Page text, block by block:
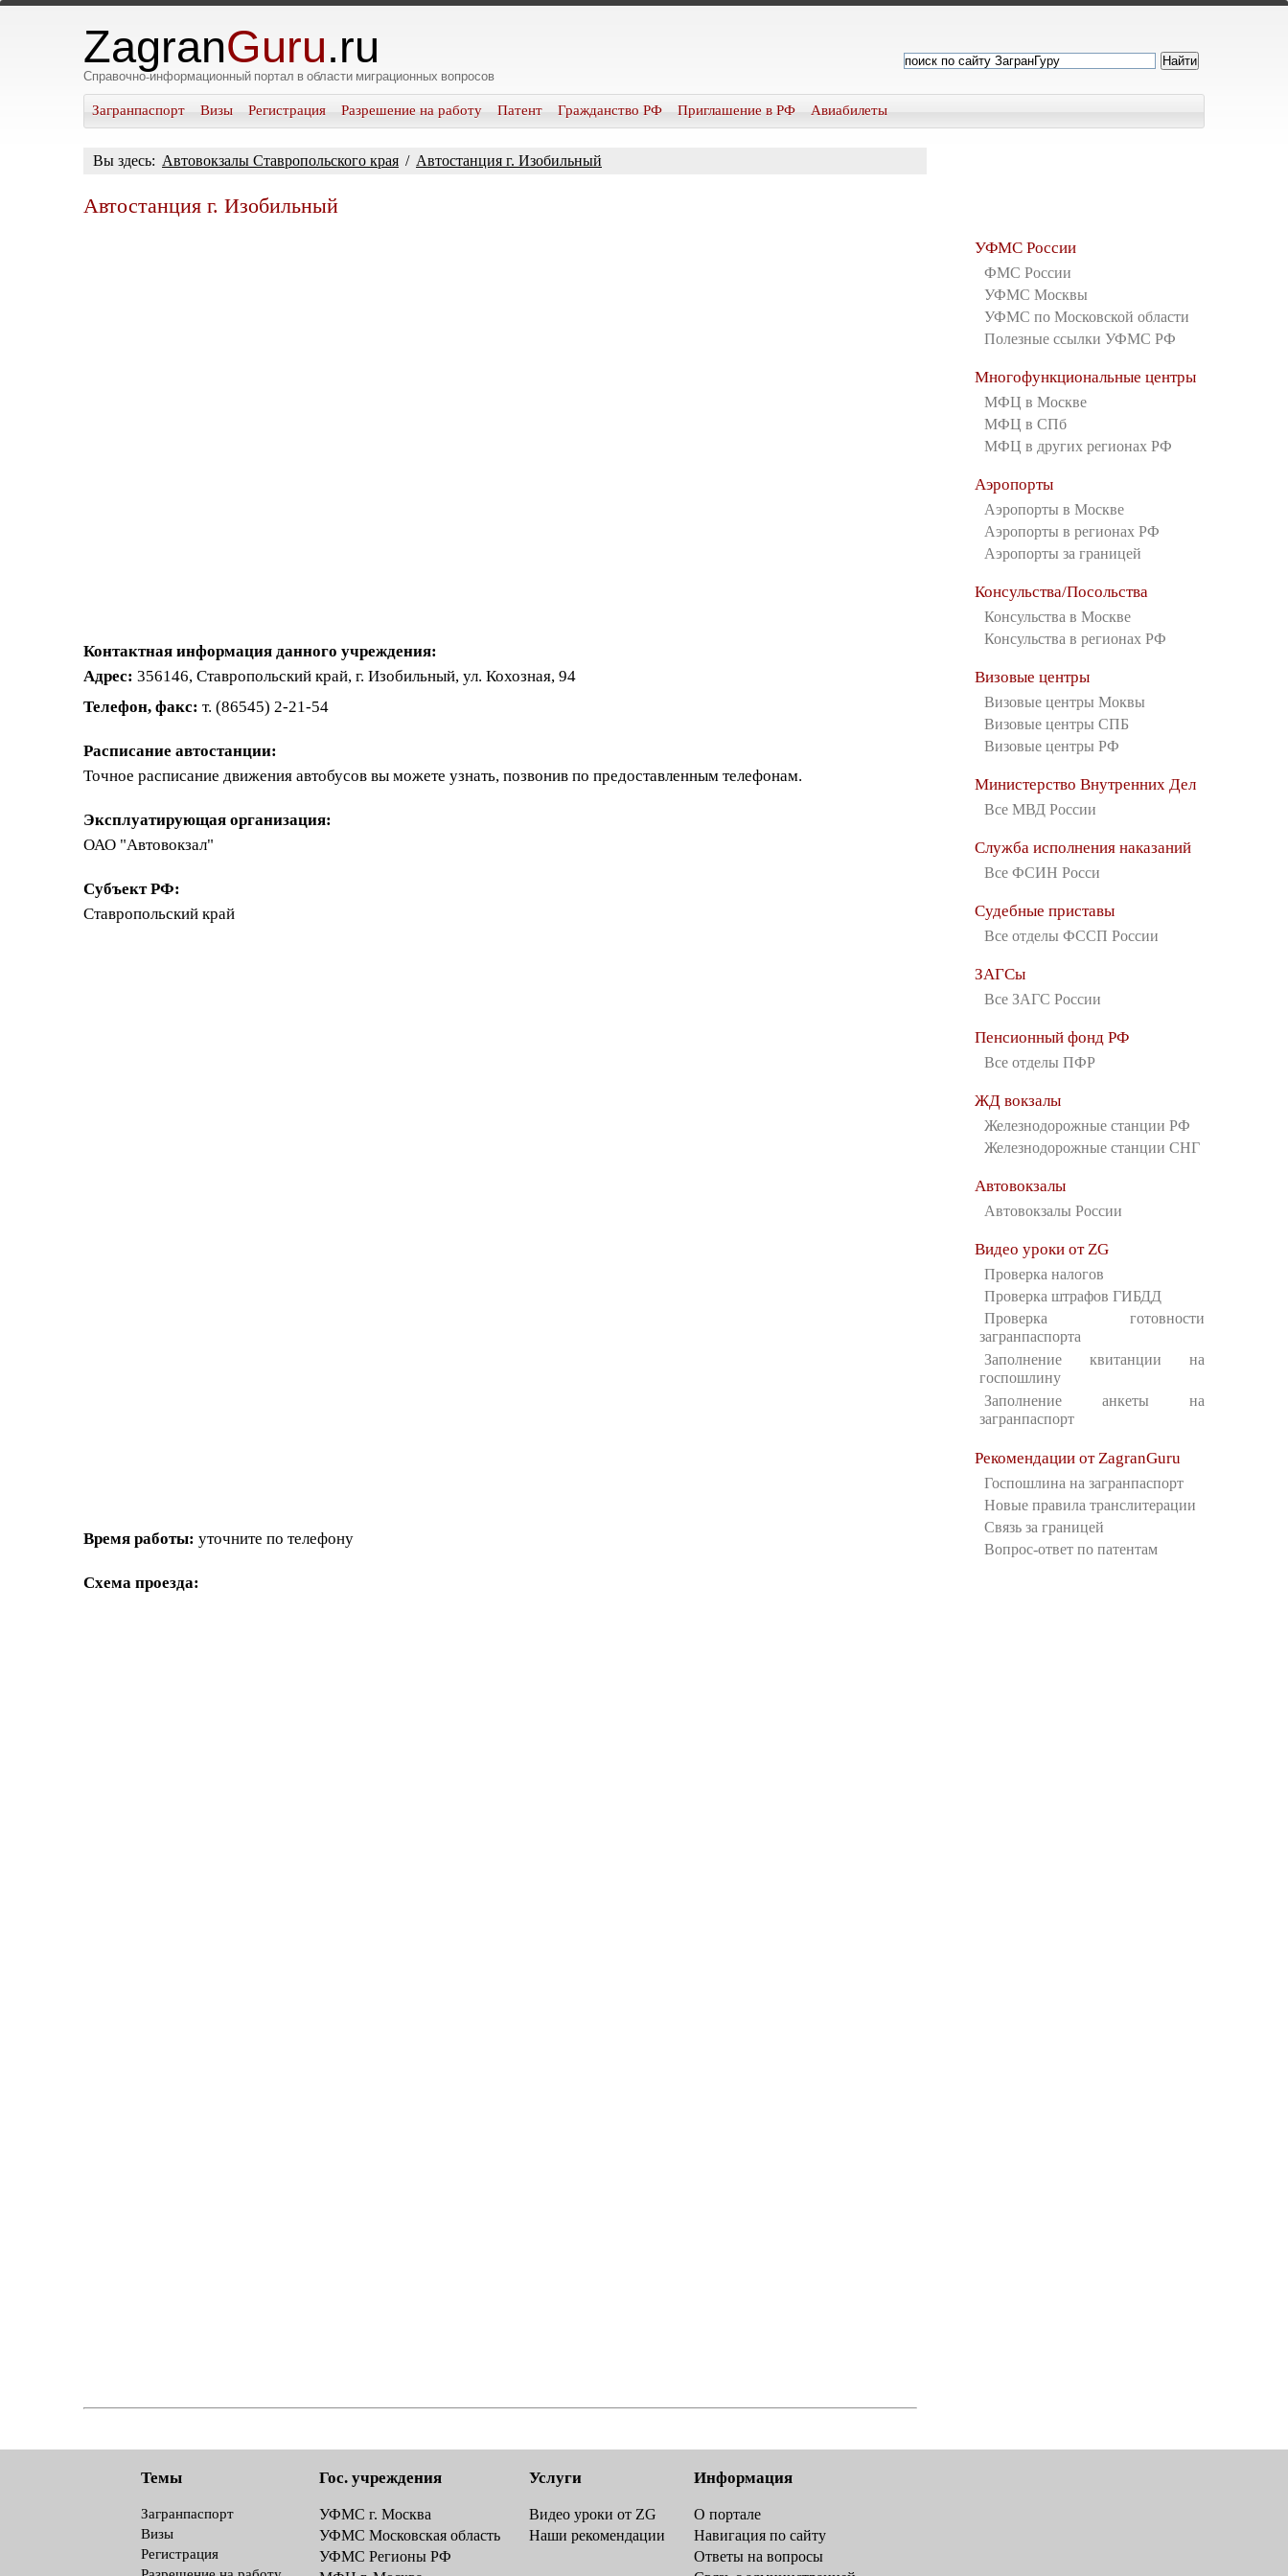
ZagranGuru.ru
Справочно-информационный портал в области миграционных вопросов
Загранпаспорт Визы Регистрация Разрешение на работу Патент Гражданство РФ Приглашение в РФ Авиабилеты
Вы здесь: Автовокзалы Ставропольского края / Автостанция г. Изобильный
Автостанция г. Изобильный
Контактная информация данного учреждения:
Адрес: 356146, Ставропольский край, г. Изобильный, ул. Кохозная, 94
Телефон, факс: т. (86545) 2-21-54
Расписание автостанции:
Точное расписание движения автобусов вы можете узнать, позвонив по предоставленным телефонам.
Эксплуатирующая организация:
ОАО "Автовокзал"
Субъект РФ:
Ставропольский край
Время работы: уточните по телефону
Схема проезда:
УФМС России
ФМС России
УФМС Москвы
УФМС по Московской области
Полезные ссылки УФМС РФ
Многофункциональные центры
МФЦ в Москве
МФЦ в СПб
МФЦ в других регионах РФ
Аэропорты
Аэропорты в Москве
Аэропорты в регионах РФ
Аэропорты за границей
Консульства/Посольства
Консульства в Москве
Консульства в регионах РФ
Визовые центры
Визовые центры Моквы
Визовые центры СПБ
Визовые центры РФ
Министерство Внутренних Дел
Все МВД России
Служба исполнения наказаний
Все ФСИН Росси
Судебные приставы
Все отделы ФССП России
ЗАГСы
Все ЗАГС России
Пенсионный фонд РФ
Все отделы ПФР
ЖД вокзалы
Железнодорожные станции РФ
Железнодорожные станции СНГ
Автовокзалы
Автовокзалы России
Видео уроки от ZG
Проверка налогов
Проверка штрафов ГИБДД
Проверка готовности
загранпаспорта
Заполнение квитанции на
госпошлину
Заполнение анкеты на
загранпаспорт
Рекомендации от ZagranGuru
Госпошлина на загранпаспорт
Новые правила транслитерации
Связь за границей
Вопрос-ответ по патентам
Темы
Загранпаспорт
Визы
Регистрация
Гос. учреждения
УФМС г. Москва
УФМС Московская область
УФМС Регионы РФ
Услуги
Видео уроки от ZG
Наши рекомендации
Информация
О портале
Навигация по сайту
Ответы на вопросы